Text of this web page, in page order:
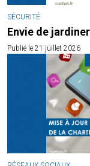
SÉCURITÉ
Envie de
Publié le 21 juillet 2026